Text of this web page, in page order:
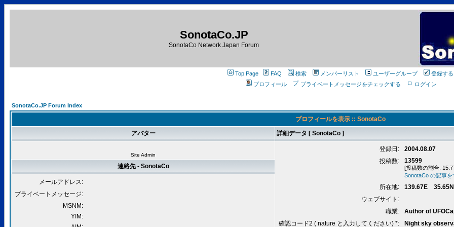
SonotaCo.JP
SonotaCo Network Japan Forum
Top Page FAQ 検索 メンバーリスト ユーザーグループ
登録する
プロフィール
プライベートメッセージをチェックする ログイン
SonotaCo.JP Forum Index
プロフィールを表示 :: SonotaCo
アバター
詳細データ [ SonotaCo ]
Site Admin
登録日:
2004.08.07
投稿数:
13599
[投稿数の割合:
SonotaCo の記事
所在地:
139.67E 35.65N
ウェブサイト:
職業:
Author of
確認コード2 ( nature と入力してください) *:
Night sky
連絡先 - SonotaCo
メールアドレス:
プライベートメッセージ:
MSNM:
YIM: